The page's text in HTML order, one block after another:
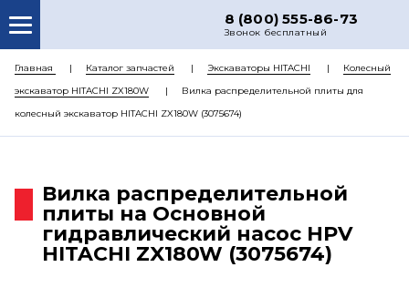
8 (800) 555-86-73
Звонок бесплатный
О НАС
КАТАЛОГ ЗАПЧАСТЕЙ
РЕМОНТ
ЦЕНЫ
КОНТАКТЫ
Главная Каталог запчастей Экскаваторы HITACHI
Колесный
экскаватор HITACHI ZX180W
Вилка распределительной плиты для
колесный экскаватор HITACHI ZX180W (3075674)
Вилка распределительной
плиты на Основной
гидравлический насос HPV
HITACHI ZX180W (3075674)